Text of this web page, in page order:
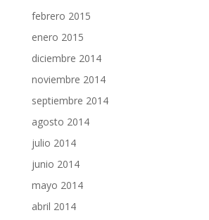
febrero 2015
enero 2015
diciembre 2014
noviembre 2014
septiembre 2014
agosto 2014
julio 2014
junio 2014
mayo 2014
abril 2014